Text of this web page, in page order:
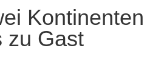
Kontinenten
zu Gast